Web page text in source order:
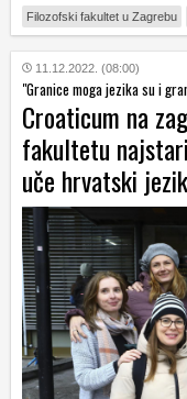
Filozofski fakultet u Zagrebu
11.12.2022. (08:00)
"Granice moga jezika su i
Croaticum na
fakultetu
uče hrvatski jezik